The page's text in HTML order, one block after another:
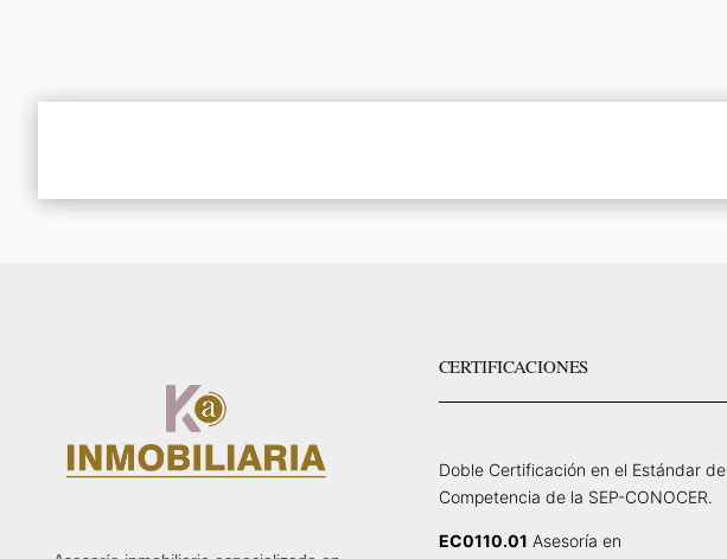
CERTIFICACIONES
Doble Certificación en el Estándar de
Competencia de la SEP-CONOCER.
EC0110.01 Asesoría en